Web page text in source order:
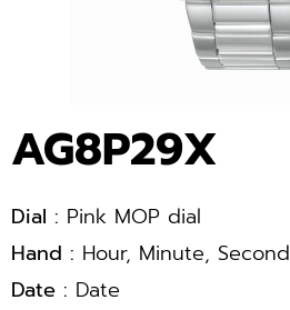
AG8P29X
Dial : Pink MOP dial
Hand : Hour, Minute, Second
Date : Date